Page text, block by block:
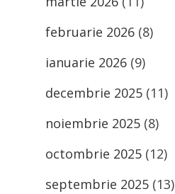
februarie 2026 (8)
ianuarie 2026 (9)
decembrie 2025 (11)
noiembrie 2025 (8)
octombrie 2025 (12)
septembrie 2025 (13)